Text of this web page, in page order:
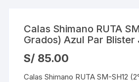
Calas Shimano RUTA
Grados) Azul Par Blister
S/ 85.00
Calas Shimano RUTA SM-SH12